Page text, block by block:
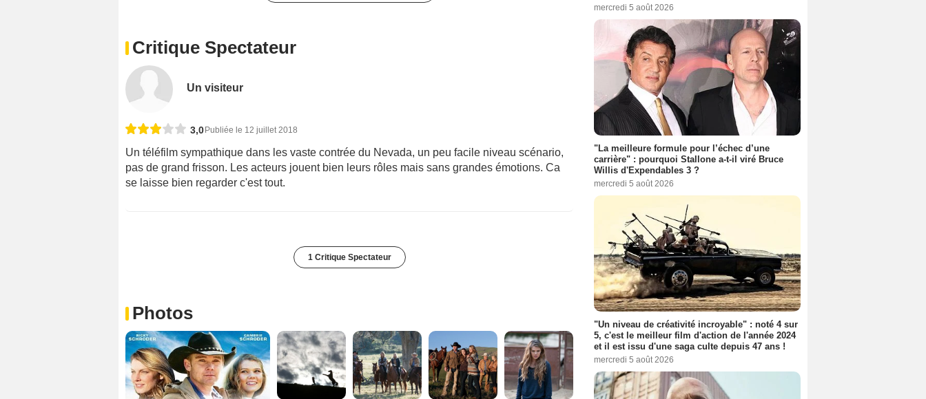
Critique Spectateur
Un visiteur
3,0 Publiée le 12 juillet 2018
Un téléfilm sympathique dans les vaste contrée du Nevada, un peu facile niveau scénario,
pas de grand frisson. Les acteurs jouent bien leurs rôles mais sans grandes émotions. Ca
se laisse bien regarder c'est tout.
1 Critique Spectateur
Photos
mercredi 5 août 2026
"La meilleure formule pour l’échec d’une
carrière" : pourquoi Stallone a-t-il viré Bruce
Willis d'Expendables 3 ?
mercredi 5 août 2026
"Un niveau de créativité incroyable" : noté 4 sur
5, c'est le meilleur film d'action de l'année 2024
et il est issu d'une saga culte depuis 47 ans !
mercredi 5 août 2026